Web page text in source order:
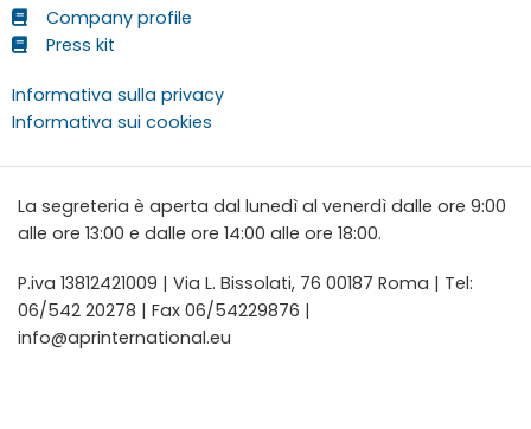
Company profile
Press kit
Informativa sulla privacy
Informativa sui cookies
La segreteria è aperta dal lunedì al venerdì dalle ore 9:00
alle ore 13:00 e dalle ore 14:00 alle ore 18:00.
P.iva 13812421009 | Via L. Bissolati, 76 00187 Roma | Tel:
06/542 20278 | Fax 06/54229876 |
info@aprinternational.eu